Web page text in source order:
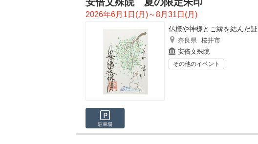
2026年6月1日(月)～8月31日(月)
仏様や神様とご縁を結んだ証
奈良県 桜井市
安倍文殊院
その他のイベント
駐車場